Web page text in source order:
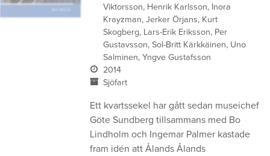
Viktorsson, Henrik Karlsson, Inora
Krayzman, Jerker Örjans, Kurt
Skogberg, Lars-Erik Eriksson, Per
Gustavsson, Sol-Britt Kärkkäinen, Uno
Salminen, Yngve Gustafsson
2014
Sjöfart
Ett kvartssekel har gått sedan museichef
Göte Sundberg tillsammans med Bo
Lindholm och Ingemar Palmer kastade
fram idén att Ålands Ålands